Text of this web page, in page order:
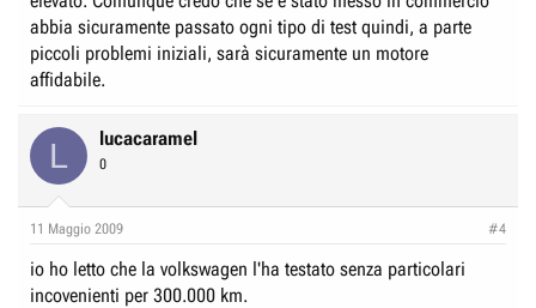
abbia sicuramente passato ogni tipo di test quindi, a parte
piccoli problemi iniziali, sarà sicuramente un motore
affidabile.
L lucacaramel
0
11 Maggio 2009 #4
io ho letto che la volkswagen l'ha testato senza particolari
incovenienti per 300.000 km.